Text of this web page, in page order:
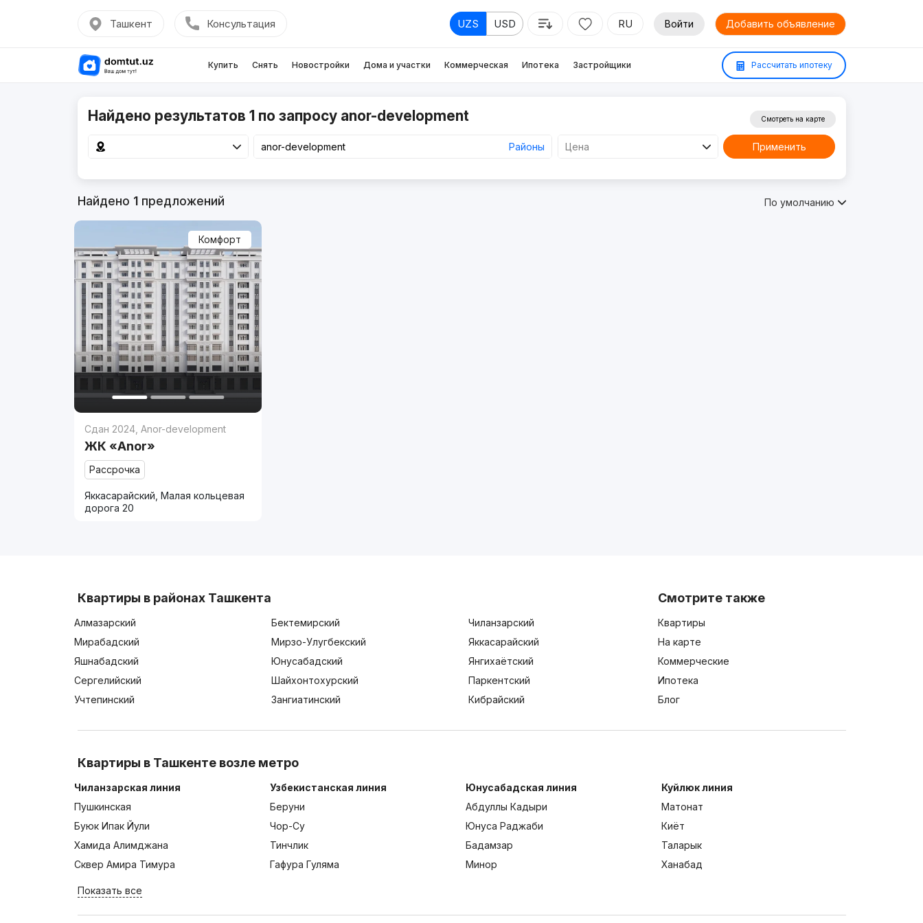
Ташкент Консультация UZS USD RU Войти Добавить объявление
Купить Снять Новостройки Дома и участки Коммерческая Ипотека Застройщики Рассчитать ипотеку
Найдено результатов 1 по запросу anor-development
Районы Цена
Смотреть на карте
Применить
Найдено 1предложений По умолчанию
Комфорт
Сдан 2024 ,Anor-development
ЖК «Anor»
Рассрочка
Яккасарайский, Малая кольцевая
дорога 20
Квартиры в районах Ташкента
Алмазарский Бектемирский
Чиланзарский
Мирабадский
Мирзо-Улугбекский
Яккасарайский
Яшнабадский
Юнусабадский
Янгихаётский
Сергелийский
Шайхонтохурский
Паркентский
Учтепинский
Зангиатинский Кибрайский
Смотрите также
Квартиры
На карте
Коммерческие
Ипотека
Блог
Квартиры в Ташкенте возле метро
Чиланзарская линия
Пушкинская
Буюк Ипак Йули
Хамида Алимджана
Сквер Амира Тимура
Узбекистанская линия
Беруни
Чор-Су
Тинчлик
Гафура Гуляма
Юнусабадская линия
Абдуллы Кадыри
Юнуса Раджаби
Бадамзар
Минор
Куйлюк линия
Матонат
Киёт
Таларык
Ханабад
Показать все